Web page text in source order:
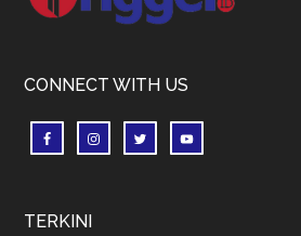
CONNECT WITH US
TERKINI